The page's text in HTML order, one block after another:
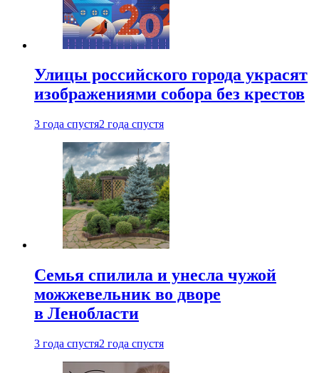
Улицы российского города украсят
изображениями собора без крестов
3 года спустя2 года спустя
Семья спилила и унесла чужой
можжевельник во дворе
в Ленобласти
3 года спустя2 года спустя